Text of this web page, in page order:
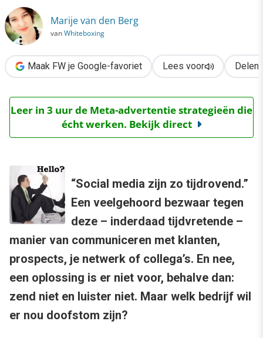
Social media zijn tijdrovend. Deal with it.
Marije van den Berg
vanWhiteboxing
Maak FW je Google-favoriet Lees voor Delen
Leer in 3 uur de Meta-advertentie strategieën die
écht werken. Bekijk direct
“Social media zijn zo tijdrovend.”
Een veelgehoord bezwaar tegen
deze – inderdaad tijdvretende –
manier van communiceren met klanten,
prospects, je netwerk of collega’s. En nee,
een oplossing is er niet voor, behalve dan:
zend niet en luister niet. Maar welk bedrijf wil
er nou doofstom zijn?